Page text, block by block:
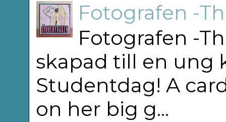
Fotografen -
Fotografen -
skapad till en ung
Studentdag! A
on her big g...